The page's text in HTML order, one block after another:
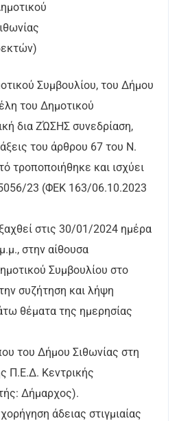
Συμβουλίου, του Δήμου
του Δημοτικού
δια ΖΏΣΗΣ συνεδρίαση,
του άρθρου 67 του Ν.
τροποποιήθηκε και ισχύει
23 (ΦΕΚ 163/06.10.2023
στις 30/01/2024 ημέρα
στην αίθουσα
Συμβουλίου στο
συζήτηση και λήψη
θέματα της ημερησίας
του Δήμου Σιθωνίας στη
Π.Ε.Δ. Κεντρικής
Δήμαρχος).
άδειας στιγμιαίας